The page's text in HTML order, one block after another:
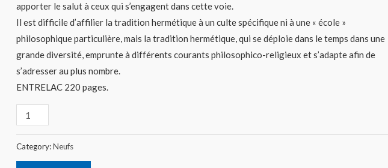
apporter le salut à ceux qui s’engagent dans cette voie.
Il est difficile d’affilier la tradition hermétique à un culte spécifique ni à une « école »
philosophique particulière, mais la tradition hermétique, qui se déploie dans le temps dans une
grande diversité, emprunte à différents courants philosophico-religieux et s’adapte afin de
s’adresser au plus nombre.
ENTRELAC 220 pages.
Category:Neufs